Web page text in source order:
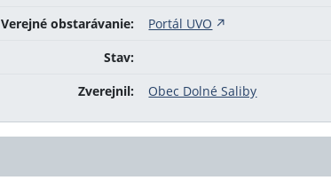
Verejné obstarávanie:
Portál UVO
Stav:
Zverejnil:
Obec Dolné Saliby